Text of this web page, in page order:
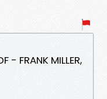
- FRANK MILLER,